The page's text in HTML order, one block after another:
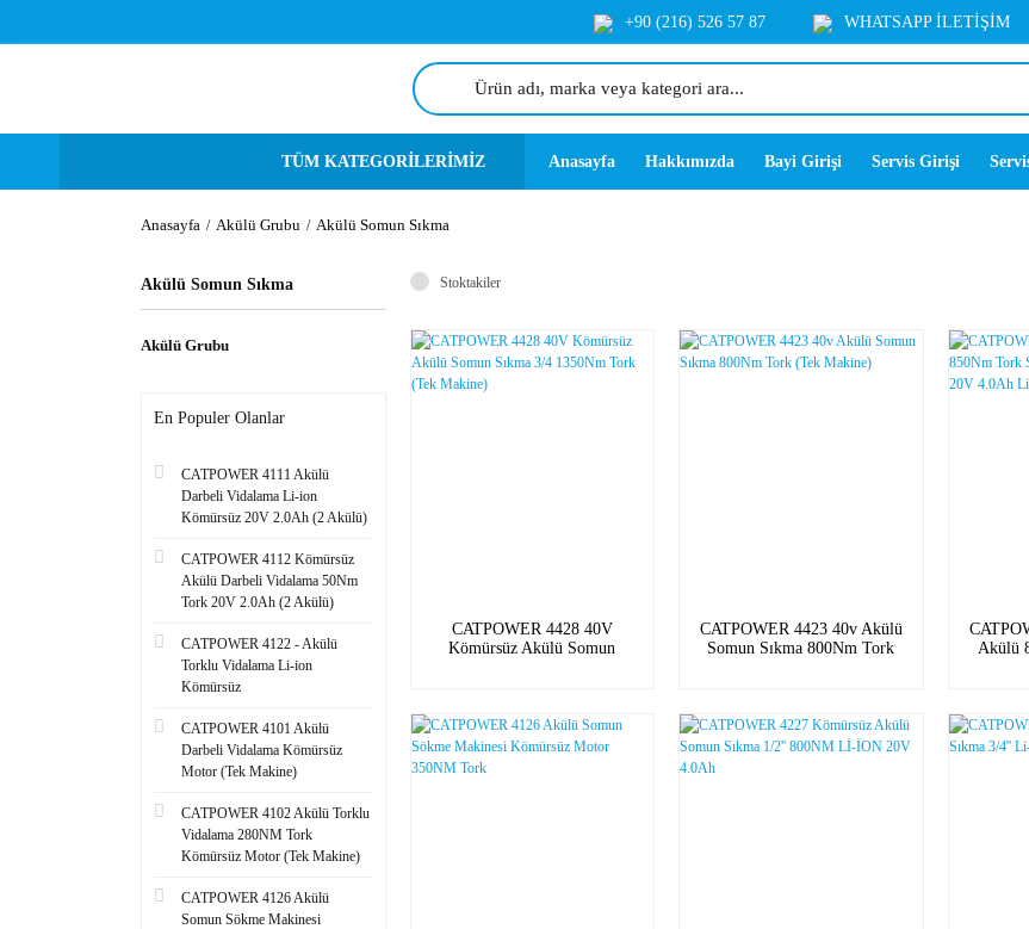
+90 (216) 526 57 87 WHATSAPP İLETİŞİM
TÜM KATEGORİLERİMİZ Anasayfa Hakkımızda Bayi Girişi Servis Girişi
Anasayfa Akülü Grubu Akülü Somun Sıkma
Akülü Somun Sıkma
Akülü Grubu
En Populer Olanlar
CATPOWER 4111 Akülü
Darbeli Vidalama Li-ion
Kömürsüz 20V 2.0Ah (2 Akülü)
CATPOWER 4112 Kömürsüz
Akülü Darbeli Vidalama 50Nm
Tork 20V 2.0Ah (2 Akülü)
CATPOWER 4122 - Akülü
Torklu Vidalama Li-ion
Kömürsüz
CATPOWER 4101 Akülü
Darbeli Vidalama Kömürsüz
Motor (Tek Makine)
CATPOWER 4102 Akülü Torklu
Vidalama 280NM Tork
Kömürsüz Motor (Tek Makine)
CATPOWER 4126 Akülü
Somun Sökme Makinesi
Stoktakiler
CATPOWER 4428 40V
Kömürsüz Akülü Somun
CATPOWER 4423 40v Akülü
Somun Sıkma 800Nm Tork
Akülü